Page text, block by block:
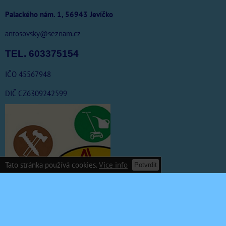
Palackého nám. 1, 56943 Jevíčko
antosovsky@seznam.cz
TEL. 603375154
IČO 45567948
DIČ CZ6309242599
Tato stránka používá cookies. Vice info Potvrdit